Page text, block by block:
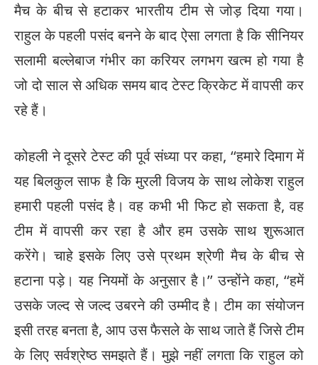
मैच के बीच से हटाकर भारतीय टीम से जोड़ दिया गया।
राहुल के पहली पसंद बनने के बाद ऐसा लगता है कि सीनियर
सलामी बल्लेबाज गंभीर का करियर लगभग खत्म हो गया है
जो दो साल से अधिक समय बाद टेस्ट क्रिकेट में वापसी कर
रहे हैं।
कोहली ने दूसरे टेस्ट की पूर्व संध्या पर कहा, ‘‘हमारे दिमाग में
यह बिलकुल साफ है कि मुरली विजय के साथ लोकेश राहुल
हमारी पहली पसंद है। वह कभी भी फिट हो सकता है, वह
टीम में वापसी कर रहा है और हम उसके साथ शुरूआत
करेंगे। चाहे इसके लिए उसे प्रथम श्रेणी मैच के बीच से
हटाना पड़े। यह नियमों के अनुसार है।’’ उन्होंने कहा, ‘‘हमें
उसके जल्द से जल्द उबरने की उम्मीद है। टीम का संयोजन
इसी तरह बनता है, आप उस फैसले के साथ जाते हैं जिसे टीम
के लिए सर्वश्रेष्ठ समझते हैं। मुझे नहीं लगता कि राहुल को